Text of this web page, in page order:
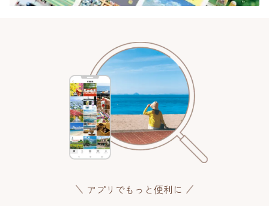
アプリでもっと便利に